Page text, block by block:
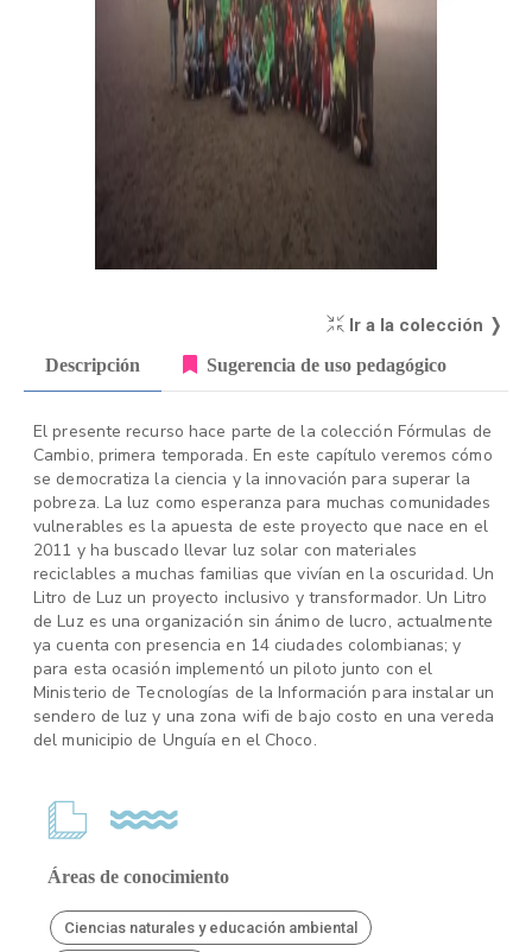
Ir a la colección ❭
Descripción Sugerencia de uso pedagógico
El presente recurso hace parte de la colección Fórmulas de
Cambio, primera temporada. En este capítulo veremos cómo
se democratiza la ciencia y la innovación para superar la
pobreza. La luz como esperanza para muchas comunidades
vulnerables es la apuesta de este proyecto que nace en el
2011 y ha buscado llevar luz solar con materiales
reciclables a muchas familias que vivían en la oscuridad. Un
Litro de Luz un proyecto inclusivo y transformador. Un Litro
de Luz es una organización sin ánimo de lucro, actualmente
ya cuenta con presencia en 14 ciudades colombianas; y
para esta ocasión implementó un piloto junto con el
Ministerio de Tecnologías de la Información para instalar un
sendero de luz y una zona wifi de bajo costo en una vereda
del municipio de Unguía en el Choco.
Áreas de conocimiento
Ciencias naturales y educación ambiental